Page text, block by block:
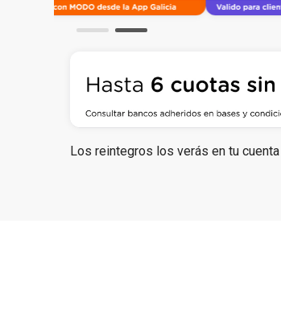
Los reintegros los verás en tu cuenta